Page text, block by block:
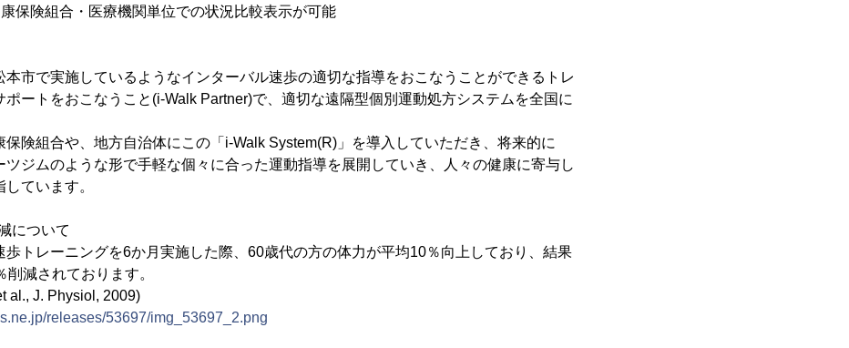
保険組合・医療機関単位での状況比較表示が可能
市で実施しているようなインターバル速歩の適切な指導をおこなうことができるトレ
ポートをおこなうこと(i-Walk Partner)で、適切な遠隔型個別運動処方システムを全国に
保険組合や、地方自治体にこの「i-Walk System(R)」を導入していただき、将来的に
ツジムのような形で手軽な個々に合った運動指導を展開していき、人々の健康に寄与し
ています。
について
トレーニングを6か月実施した際、60歳代の方の体力が平均10％向上しており、結果
削減されております。
al., J. Physiol, 2009)
releases/53697/img_53697_2.png